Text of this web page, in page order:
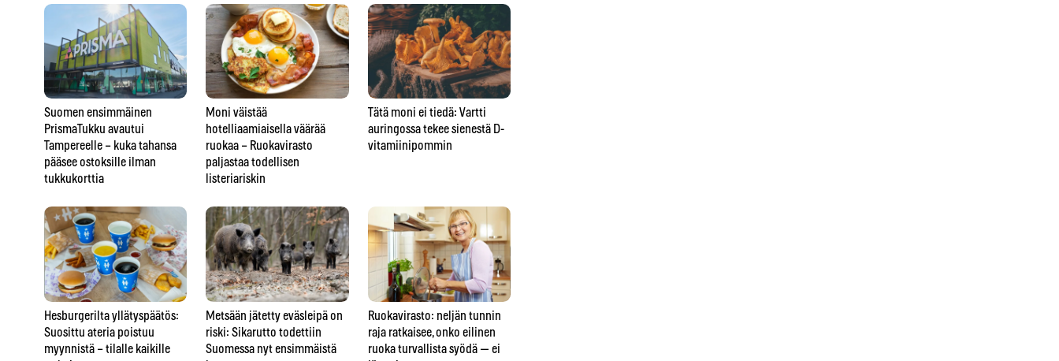
Suomen ensimmäinen
PrismaTukku avautui
Tampereelle – kuka tahansa
pääsee ostoksille ilman
tukkukorttia
Hesburgerilta yllätyspäätös:
Suosittu ateria poistuu
myynnistä – tilalle kaikille
Moni väistää
hotelliaamiaisella väärää
ruokaa – Ruokavirasto
paljastaa todellisen
listeriariskin
Metsään jätetty eväsleipä on
riski: Sikarutto todettiin
Suomessa nyt ensimmäistä
Tätä moni ei tiedä: Vartti
auringossa tekee sienestä D-
vitamiinipommin
Ruokavirasto: neljän tunnin
raja ratkaisee, onko eilinen
ruoka turvallista syödä — ei